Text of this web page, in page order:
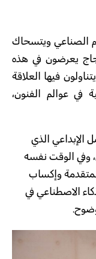
الصناعي ويتسحاك
يعرضون في هذه
فيها العلاقة
في عوالم الفنون،
الإبداعي الذي
وفي الوقت نفسه
وإكساب
الاصطناعي في